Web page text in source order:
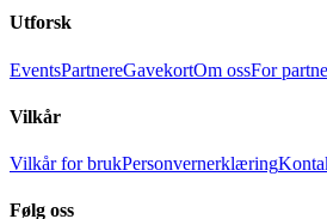
Utforsk
EventsPartnereGavekortOm ossFor
Vilkår
Vilkår for brukPersonvernerklæring
Følg oss